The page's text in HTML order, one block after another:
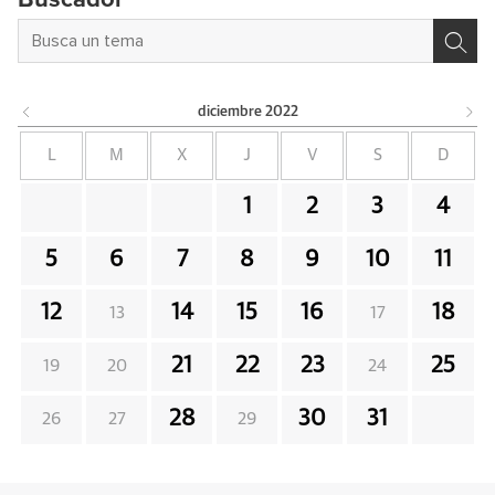
diciembre 2022
M X J V S D
1 2 3 4
5 6 7 8 9 10 11
12 13 14 15 16 17 18
19 20 21 22 23 24 25
26 27 28 29 30 31